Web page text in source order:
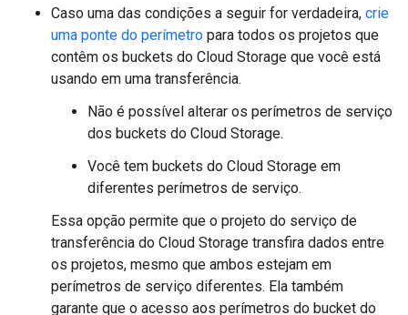
Caso uma das condições a seguir for verdadeira, crie
uma ponte do perímetro para todos os projetos que
contêm os buckets do Cloud Storage que você está
usando em uma transferência.
Não é possível alterar os perímetros de serviço
dos buckets do Cloud Storage.
Você tem buckets do Cloud Storage em
diferentes perímetros de serviço.
Essa opção permite que o projeto do serviço de
transferência do Cloud Storage transfira dados entre
os projetos, mesmo que ambos estejam em
perímetros de serviço diferentes. Ela também
garante que o acesso aos perímetros do bucket do